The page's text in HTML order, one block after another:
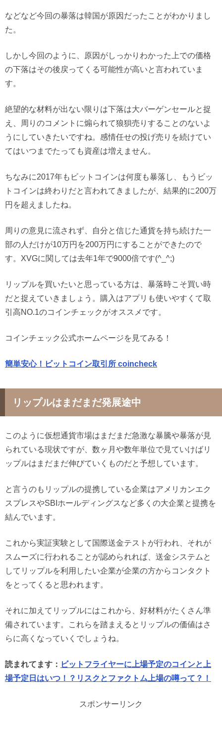
などなど今回の暴落は韓国が原因だったことがわかりまし
た。
しかし今回のように、原因がしっかりわかった上での価格
の下落はその後戻ってくる可能性が高いと言われていま
す。
絶望的な材料が出ない限りは下落は大バーゲンセールと捉
え、周りのコメントに煽られて狼狽売りすることのないよ
うにしていきたいですね。感情任せの投げ売りを続けてい
てはいつまでたっても資産は増えません。
ちなみに2017年もビットコインは何度も暴落し、もうビッ
トコインは終わりだと言われてきましたが、結果的に200万
円を超えましたね。
周りの意見に流されず、自分と信じた通貨を持ち続けた一
部の人だけが10万円を200万円にすることができたので
す。XVGに関しては去年1年で9000倍です(^_^;)
リップルを買いたいと思っている方は、暴落時こそ買い時
だと捉えていきましょう。購入はアプリも使いやすくて取
引高NO.1のコインチェックがオススメです。
コインチェック公式ホームページを見てみる！
簡単安心！ビットコイン取引所 coincheck
リップルはまだまだ発展途中
このように仮想通貨市場はまだまだ急激な暴騰や暴落が見
られている現状ですが、数ヶ月や数年単位で見ていけばリ
ップルはまだまだ伸びていくものだと予想しています。
と言うのもリップルの提携している企業はアメリカンエク
スプレスやSBIホールディングスなど多くの大企業と提携を
結んでいます。
これから実証実験として国際送金テストが行われ、それが
スムーズに行われることが認められれば、送金システムと
してリップルを利用したい企業が企業の方からコンタクト
をとってくると思われます。
それに加えてリップルにはこれから、好材料がたくさん準
備されています。これらを踏まえるとリップルの価値はさ
らに高くなっていくでしょうね。
読まれてます： ビットフライヤーに上場予定のコインと上
場予定日はいつ！？リスクとファクトム上場の噂って？！
スポンサーリンク